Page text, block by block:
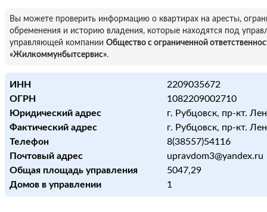
Вы можете проверить информацию о квартирах на аресты,
обременения и историю владения, которые находятся под
управляющей компании Общество с ограниченной
«Жилкоммунбытсервис».
ИНН
2209035672
ОГРН
1082209002710
Юридический адрес
г. Рубцовск, пр-кт.
Фактический адрес
г. Рубцовск, пр-кт.
Телефон
8(38557)54116
Почтовый адрес
upravdom3@yandex.ru
Общая площадь управления
5047,29
Домов в управлении
1